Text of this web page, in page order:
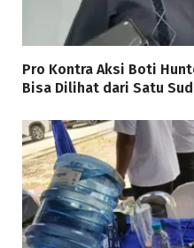
Pro Kontra Aksi Boti
Bisa Dilihat dari Satu